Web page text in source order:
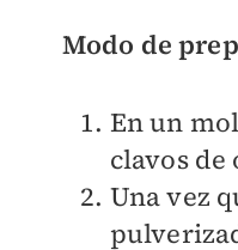
Modo de
En un
clavos de
Una vez